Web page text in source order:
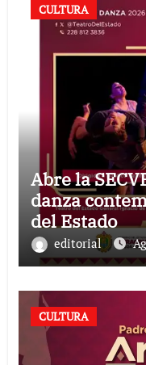
CULTURA
Abre la
danza
del Estado
editorial
CULTURA